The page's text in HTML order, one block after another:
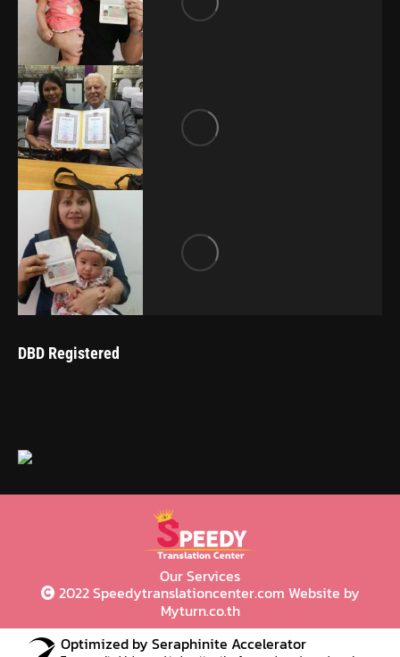
DBD Registered
Our Services
2022 Speedytranslationcenter.com Website by
Myturn.co.th
Optimized by Seraphinite Accelerator